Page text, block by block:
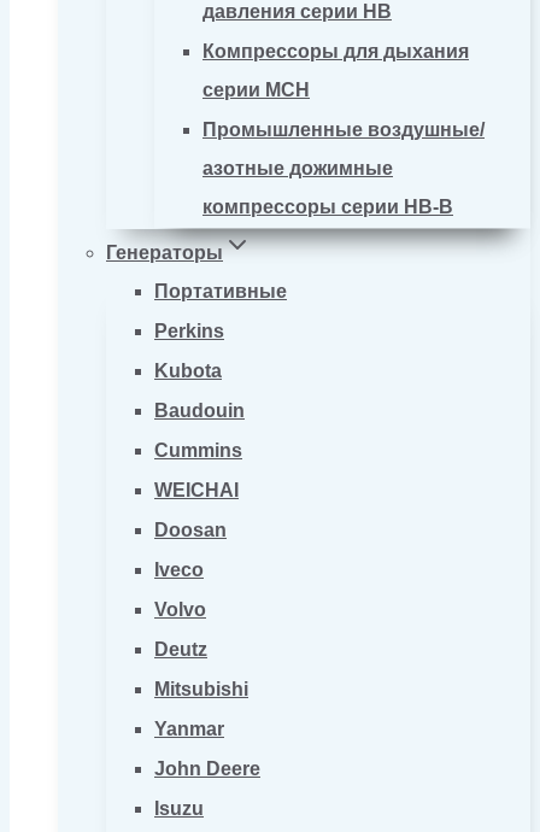
давления серии HB
Компрессоры для дыхания
серии MCH
Промышленные воздушные/
азотные дожимные
компрессоры серии HB-B
Генераторы
Портативные
Perkins
Kubota
Baudouin
Cummins
WEICHAI
Doosan
Iveco
Volvo
Deutz
Mitsubishi
Yanmar
John Deere
Isuzu